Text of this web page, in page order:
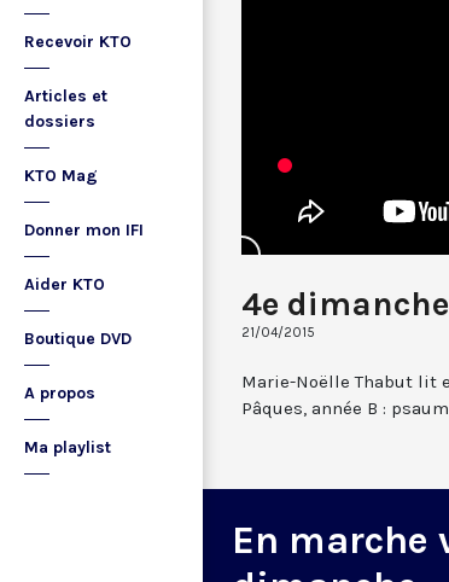
Recevoir KTO
Articles et
dossiers
KTO Mag
Donner mon IFI
Aider KTO
Boutique DVD
A propos
Ma playlist
4e
21/04/2015
Marie-Noëlle Thabut lit
Pâques, année B :
En marche